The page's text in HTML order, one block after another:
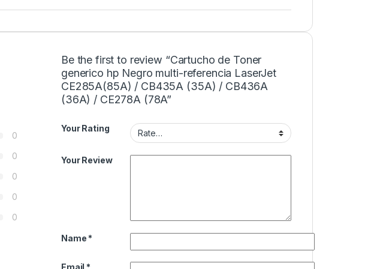
0
0
0
0
0
Be the first to review “Cartucho de Toner
generico hp Negro multi-referencia LaserJet
CE285A(85A) / CB435A (35A) / CB436A
(36A) / CE278A (78A”
Your Rating
Your Review
Name *